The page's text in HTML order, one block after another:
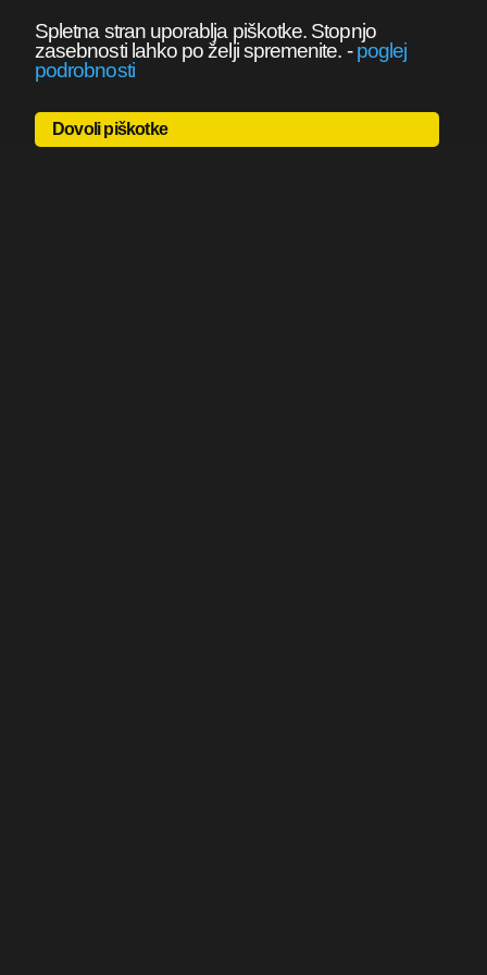
Spletna stran uporablja piškotke. Stopnjo
zasebnosti lahko po želji spremenite. -poglej
podrobnosti
Dovoli piškotke